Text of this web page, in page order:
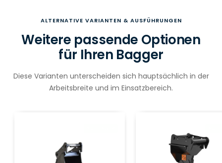
ALTERNATIVE VARIANTEN & AUSFÜHRUNGEN
Weitere passende Optionen
für Ihren Bagger
Diese Varianten unterscheiden sich hauptsächlich in der
Arbeitsbreite und im Einsatzbereich.